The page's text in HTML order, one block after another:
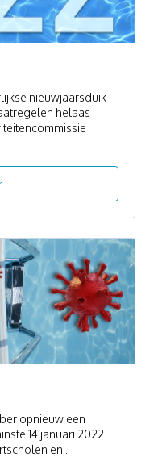
nieuwjaarsduik
helaas
opnieuw een
14 januari 2022.
en...